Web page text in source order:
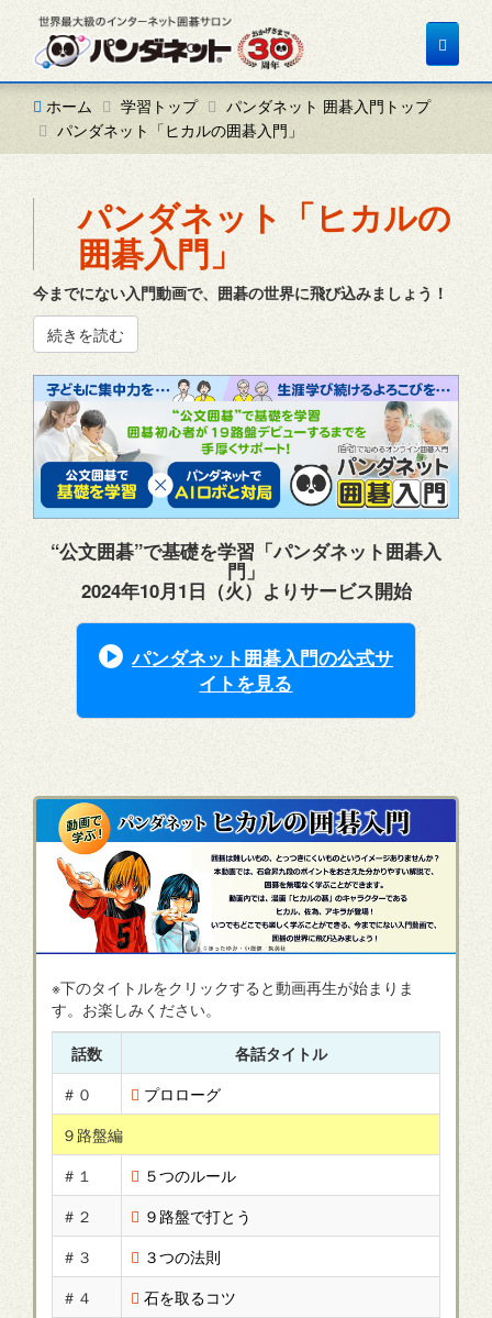
Toggle
ホーム
学習トップ
パンダネット 囲碁入門トップ
パンダネット「ヒカルの囲碁入門」
パンダネット「ヒカルの
囲碁入門」
今までにない入門動画で、囲碁の世界に飛び込みましょう！
続きを読む
“公文囲碁”で基礎を学習「パンダネット囲碁入
門」
2024年10月1日（火）よりサービス開始
パンダネット囲碁入門の公式サ
イトを見る
※下のタイトルをクリックすると動画再生が始まりま
す。お楽しみください。
話数
各話タイトル
＃０
プロローグ
９路盤編
＃１
５つのルール
＃２
９路盤で打とう
＃３
３つの法則
＃４
石を取るコツ